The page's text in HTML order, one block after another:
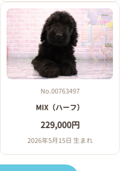
No.00763497
MIX（ハーフ）
229,000円
2026年5月15日 生まれ